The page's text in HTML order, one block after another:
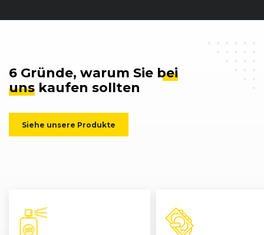
6 Gründe, warum Sie bei
uns kaufen sollten
Siehe unsere Produkte